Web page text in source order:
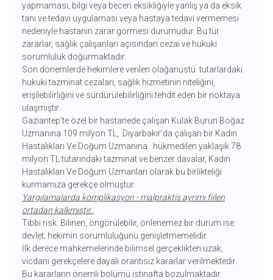
yapmaması, bilgi veya beceri eksikliğiyle yanlış ya da eksik
tanı ve tedavi uygulaması veya hastaya tedavi vermemesi
nedeniyle hastanın zarar görmesi durumudur. Bu tür
zararlar, sağlık çalışanları açısından cezai ve hukuki
sorumluluk doğurmaktadır.
Son dönemlerde hekimlere verilen olağanüstü tutarlardaki
hukuki tazminat cezaları, sağlık hizmetinin niteliğini,
erişilebilirliğini ve sürdürülebilirliğini tehdit eden bir noktaya
ulaşmıştır.
Gaziantep’te özel bir hastanede çalışan Kulak Burun Boğaz
Uzmanına 109 milyon TL, Diyarbakır’da çalışan bir Kadın
Hastalıkları Ve Doğum Uzmanına hükmedilen yaklaşık 78
milyon TL tutarındaki tazminat ve benzer davalar, Kadın
Hastalıkları Ve Doğum Uzmanları olarak bu birlikteliği
kurmamıza gerekçe olmuştur.
Yargılamalarda komplikasyon - malpraktis ayrımı fiilen
ortadan kalkmıştır.
Tıbbi risk: Bilinen, öngörülebilir, önlenemez bir durum ise
devlet; hekimin sorumluluğunu genişletmemelidir.
İlk derece mahkemelerinde bilimsel gerçeklikten uzak,
vicdani gerekçelere dayalı orantısız kararlar verilmektedir.
Bu kararların önemli bölümü istinafta bozulmaktadır.